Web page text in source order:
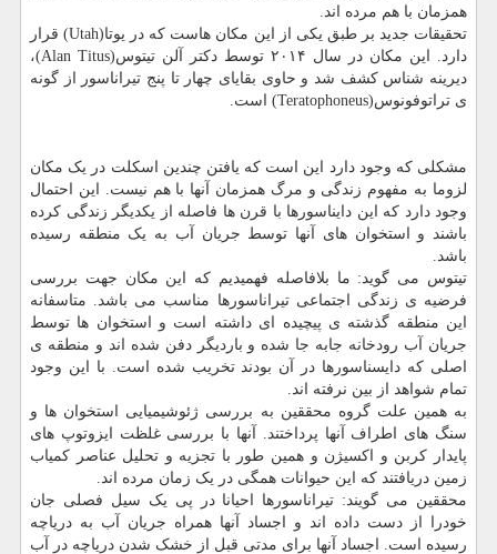
همزمان با هم مرده اند.
تحقیقات جدید بر طبق یکی از این مکان هاست که در یوتا(Utah) قرار
دارد. این مکان در سال ۲۰۱۴ توسط دکتر آلن تیتوس(Alan Titus)،
دیرینه شناس کشف شد و حاوی بقایای چهار تا پنج تیراناسور از گونه
ی تراتوفونوس(Teratophoneus) است.
مشکلی که وجود دارد این است که یافتن چندین اسکلت در یک مکان
لزوما به مفهوم زندگی و مرگ همزمان آنها با هم نیست. این احتمال
وجود دارد که این دایناسورها با قرن ها فاصله از یکدیگر زندگی کرده
باشند و استخوان های آنها توسط جریان آب به یک منطقه رسیده
باشد.
تیتوس می گوید: ما بلافاصله فهمیدیم که این مکان جهت بررسی
فرضیه ی زندگی اجتماعی تیراناسورها مناسب می باشد. متاسفانه
این منطقه گذشته ی پیچیده ای داشته است و استخوان ها توسط
جریان آب رودخانه جابه جا شده و باردیگر دفن شده اند و منطقه ی
اصلی که دایسناسورها در آن بودند تخریب شده است. با این وجود
تمام شواهد از بین نرفته اند.
به همین علت گروه محققین به بررسی ژئوشیمیایی استخوان ها و
سنگ های اطراف آنها پرداختند. آنها با بررسی غلظت ایزوتوپ های
پایدار کربن و اکسیژن و همین طور با تجزیه و تحلیل عناصر کمیاب
زمین دریافتند که این حیوانات همگی در یک زمان مرده اند.
محققین می گویند: تیراناسورها احیانا در پی یک سیل فصلی جان
خودرا از دست داده اند و اجساد آنها همراه جریان آب به دریاچه
رسیده است. اجساد آنها برای مدتی قبل از خشک شدن دریاچه در آب